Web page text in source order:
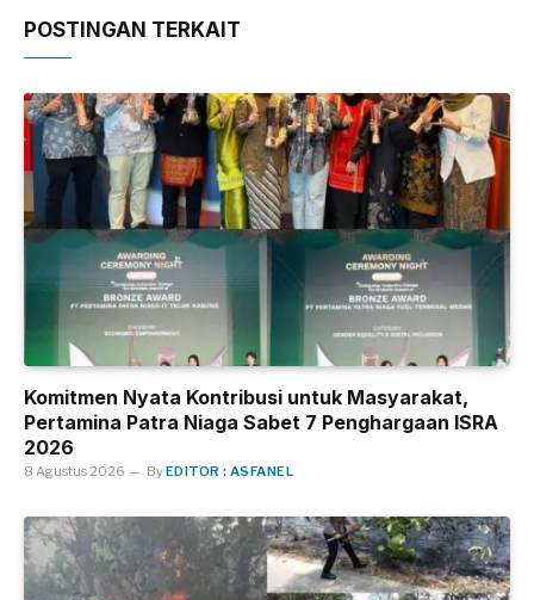
POSTINGAN TERKAIT
Komitmen Nyata Kontribusi untuk Masyarakat,
Pertamina Patra Niaga Sabet 7 Penghargaan ISRA
2026
8 Agustus 2026 ByEDITOR : ASFANEL